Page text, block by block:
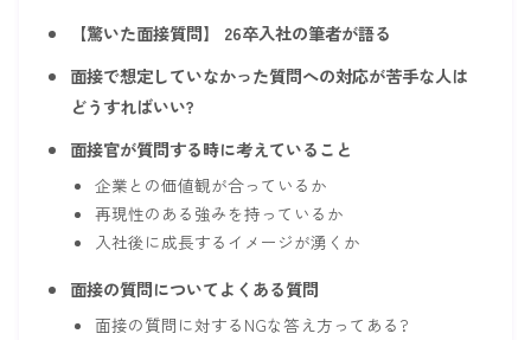
【驚いた面接質問】 26卒入社の筆者が語る
面接で想定していなかった質問への対応が苦手な人は
どうすればいい?
面接官が質問する時に考えていること
企業との価値観が合っているか
再現性のある強みを持っているか
入社後に成長するイメージが湧くか
面接の質問についてよくある質問
面接の質問に対するNGな答え方ってある?